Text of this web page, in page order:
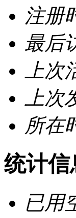
注册
最后
上次
上次
所在
统计信
已用